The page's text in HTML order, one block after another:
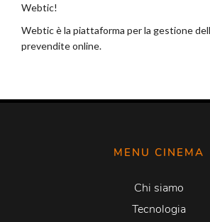
MENU CINEMA
Chi siamo
Tecnologia